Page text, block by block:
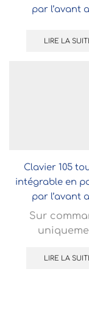
par l’avant
LIRE LA
Clavier 105
intégrable en
par l’avant
Sur
LIRE LA